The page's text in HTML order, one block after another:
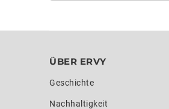
ÜBER ERVY
Geschichte
Nachhaltigkeit